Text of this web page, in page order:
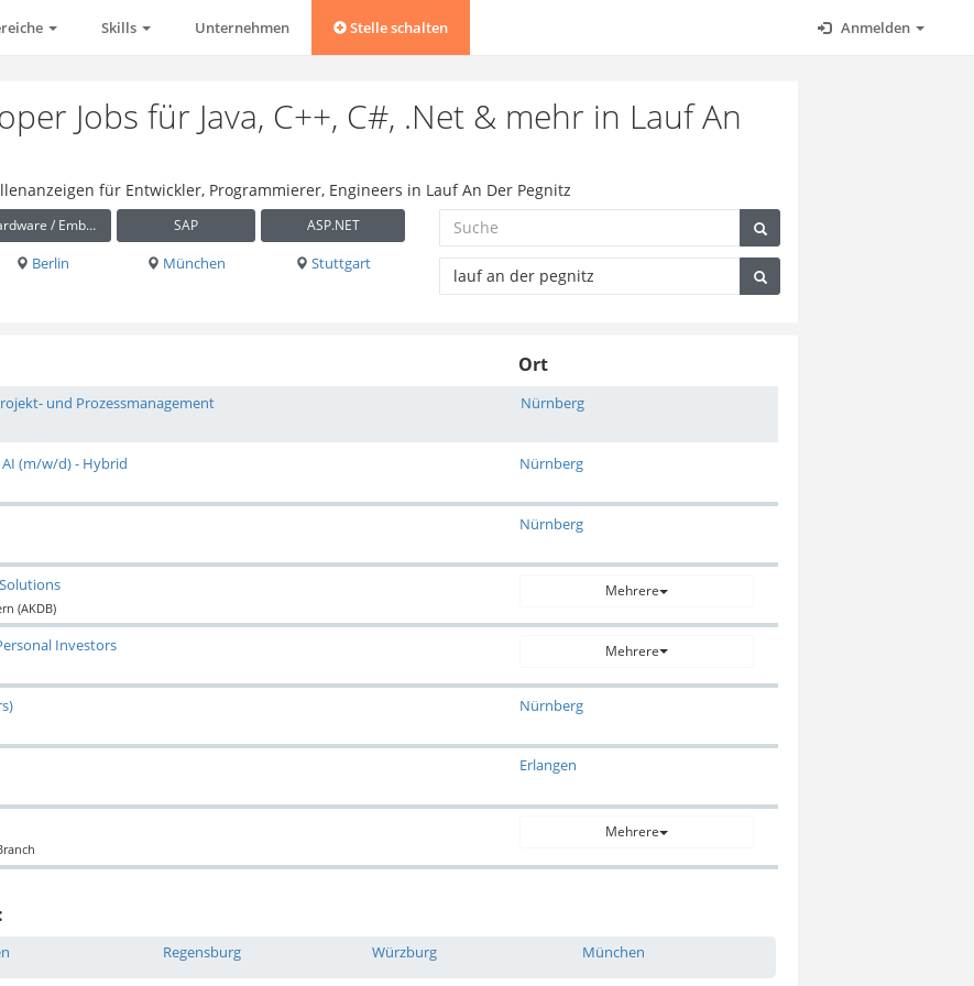
Skills Unternehmen Stelle schalten Anmelden
Jobs für Java, C++, C#, .Net & mehr in Lauf An
für Entwickler, Programmierer, Engineers in Lauf An Der Pegnitz
Hardware / Embedded SAP ASP.NET
Berlin München Stuttgart
Ort
und Prozessmanagement Nürnberg
AI (m/w/d) - Hybrid Nürnberg
Nürnberg
(AKDB)
Mehrere
Investors Mehrere
Nürnberg
Erlangen
Mehrere
Regensburg Würzburg München